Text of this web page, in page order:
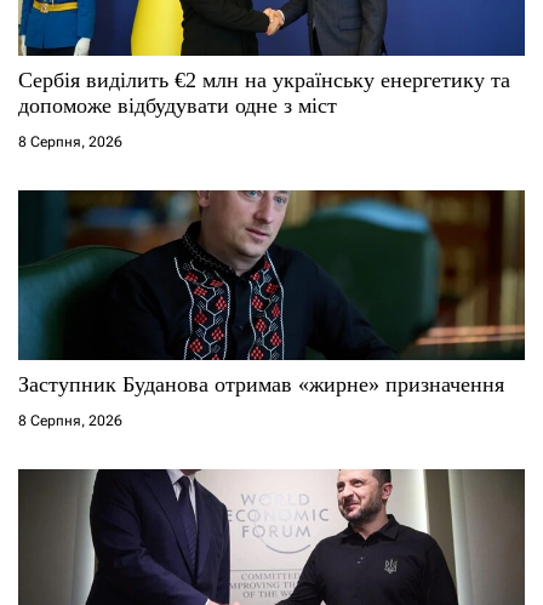
Сербія виділить €2 млн на українську енергетику та
допоможе відбудувати одне з міст
8 Серпня, 2026
Заступник Буданова отримав «жирне» призначення
8 Серпня, 2026